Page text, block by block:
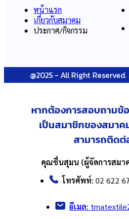
หน้าแรก
เกี่ยวกับสมาคม
ประกาศ/กิจกรรม
@2025 - All Right
หากต้องการสอบถามข้
เป็นสมาชิกของสมา
สามารถติดต่
คุณชื่นสุมน (ผู้จัดการสมา
โทรศัพท์: 02 622
อีเมล: